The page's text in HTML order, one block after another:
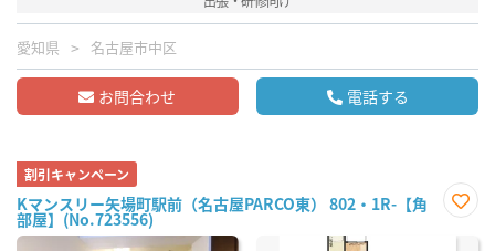
愛知県 名古屋市中区
お問合わせ 電話する
割引キャンペーン
Kマンスリー矢場町駅前（名古屋PARCO東） 802・1R-【角
部屋】(No.723556)
に入